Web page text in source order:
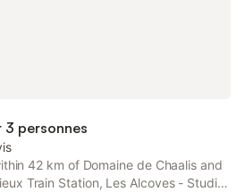
3 personnes
42 km of Domaine de Chaalis and
Train Station, Les Alcoves - Studios